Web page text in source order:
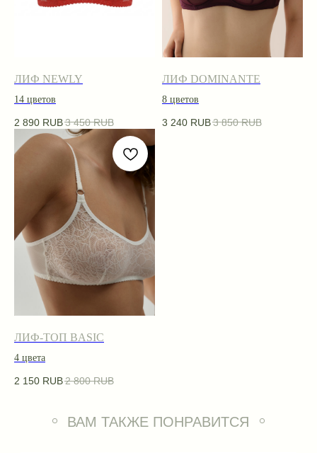
ЛИФ NEWLY
14 цветов
2 890 RUB3 450 RUB
ЛИФ DOMINANTE
8 цветов
3 240 RUB3 850 RUB
ЛИФ-ТОП BASIC
4 цвета
2 150 RUB2 800 RUB
Популярные
вопросы